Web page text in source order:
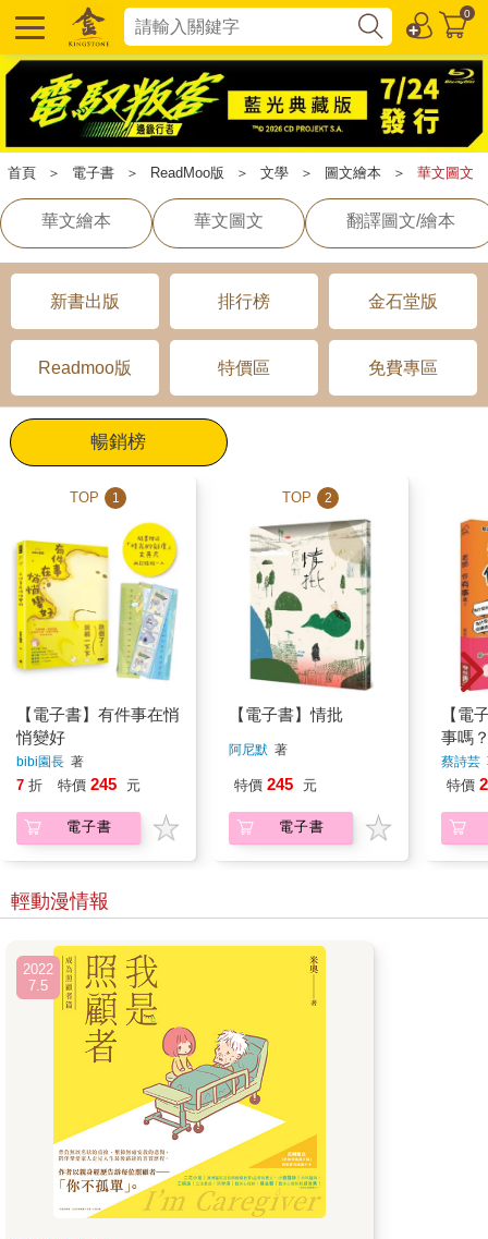
0
首頁 ＞ 電子書 ＞ ReadMoo版 ＞ 文學 ＞ 圖文繪本 ＞ 華文圖文
華文繪本 華文圖文 翻譯圖文/繪本
新書出版 排行榜 金石堂版
Readmoo版 特價區 免費專區
暢銷榜
TOP 1
【電子書】有件事在悄
悄變好
bibi園長 著
7 折 特價 245 元
電子書
TOP 2
【電子書】情批
阿尼默 著
特價 245 元
電子書
【電
事嗎
蔡詩芸
特價
輕動漫情報
2022
7.5